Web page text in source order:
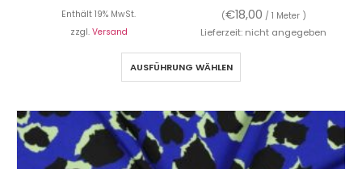
Enthält 19% MwSt. (€18,00 / 1 Meter )
zzgl. Versand Lieferzeit: nicht angegeben
AUSFÜHRUNG WÄHLEN